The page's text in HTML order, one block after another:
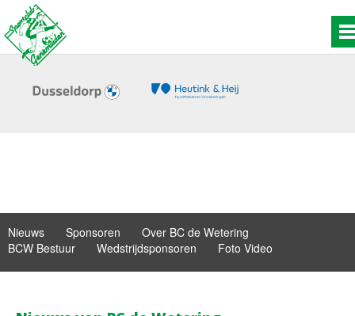
Nieuws Sponsoren
Over BC de Wetering
BCW Bestuur
Wedstrijdsponsoren Foto Video